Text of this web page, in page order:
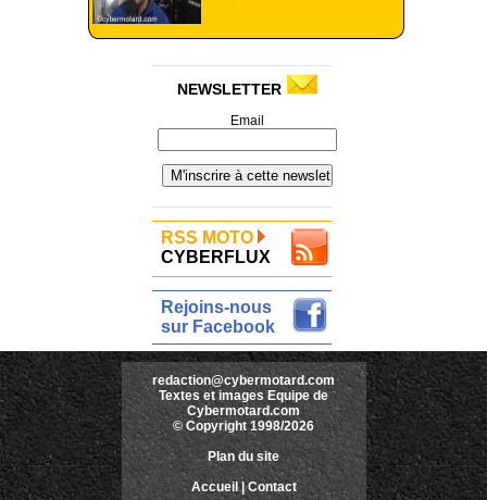
NEWSLETTER
Email
RSS MOTO
CYBERFLUX
Rejoins-nous
sur Facebook
redaction@cybermotard.com
Textes et images Equipe de
Cybermotard.com
© Copyright 1998/2026
Plan du site
Accueil |Contact